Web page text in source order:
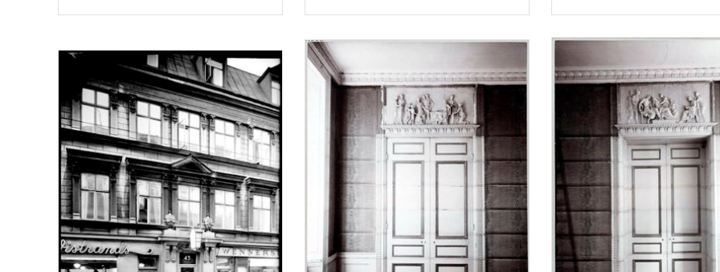
Typ Typ Typ